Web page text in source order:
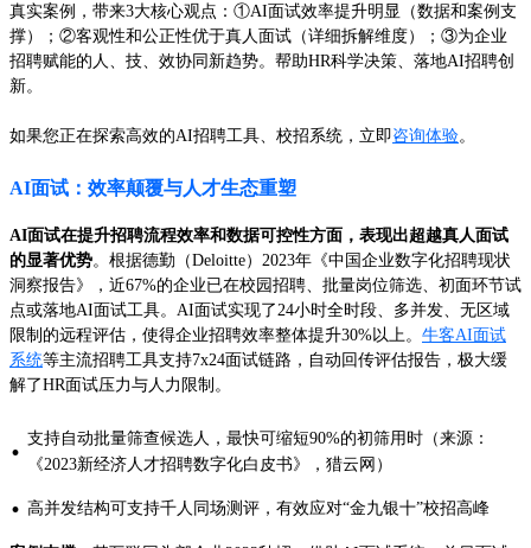
真实案例，带来3大核心观点：①AI面试效率提升明显（数据和案例支
撑）；②客观性和公正性优于真人面试（详细拆解维度）；③为企业
招聘赋能的人、技、效协同新趋势。帮助HR科学决策、落地AI招聘创
新。
如果您正在探索高效的AI招聘工具、校招系统，立即咨询体验。
AI面试：效率颠覆与人才生态重塑
AI面试在提升招聘流程效率和数据可控性方面，表现出超越真人面试
的显著优势。根据德勤（Deloitte）2023年《中国企业数字化招聘现状
洞察报告》，近67%的企业已在校园招聘、批量岗位筛选、初面环节试
点或落地AI面试工具。AI面试实现了24小时全时段、多并发、无区域
限制的远程评估，使得企业招聘效率整体提升30%以上。 牛客AI面试
系统等主流招聘工具支持7x24面试链路，自动回传评估报告，极大缓
解了HR面试压力与人力限制。
· 支持自动批量筛查候选人，最快可缩短90%的初筛用时（来源：
《2023新经济人才招聘数字化白皮书》，猎云网）
· 高并发结构可支持千人同场测评，有效应对“金九银十”校招高峰